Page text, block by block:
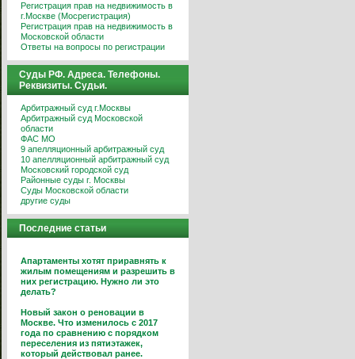
Регистрация прав на недвижимость в
г.Москве (Мосрегистрация)
Регистрация прав на недвижимость в
Московской области
Ответы на вопросы по регистрации
Суды РФ. Адреса. Телефоны.
Реквизиты. Судьи.
Арбитражный суд г.Москвы
Арбитражный суд Московской
области
ФАС МО
9 апелляционный арбитражный суд
10 апелляционный арбитражный суд
Московский городской суд
Районные суды г. Москвы
Суды Московской области
другие суды
Последние статьи
Апартаменты хотят приравнять к
жилым помещениям и разрешить в
них регистрацию. Нужно ли это
делать?
Новый закон о реновации в
Москве. Что изменилось с 2017
года по сравнению с порядком
переселения из пятиэтажек,
который действовал ранее.